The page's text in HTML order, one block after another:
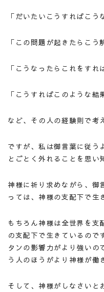
「だいたいこうすればこう
「この問題が起きたらこう
「こうなったらこれをすれ
「こうすればこのような結
など、その人の経験則で考
ですが、私は御言葉に従う
とごとく外れることを思い
神様に祈り求めながら、御
っては、神様の支配下で生
もちろん神様は全世界を支
の支配下で生きているので
タンの影響力がより強いの
う人のほうがより神様が働
そして、神様がしなさいと